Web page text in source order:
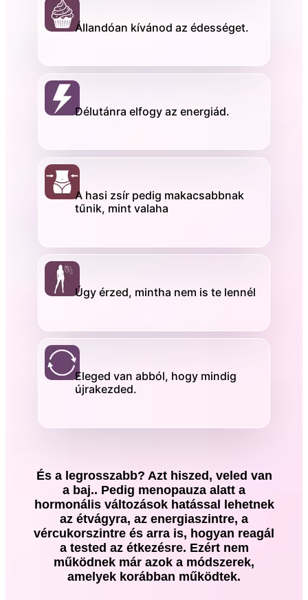
Állandóan kívánod az édességet.
Délutánra elfogy az energiád.
A hasi zsír pedig makacsabbnak
tűnik, mint valaha
Úgy érzed, mintha nem is te lennél
Eleged van abból, hogy mindig
újrakezded.
És a legrosszabb? Azt hiszed, veled van
a baj.. Pedig menopauza alatt a
hormonális változások hatással lehetnek
az étvágyra, az energiaszintre, a
vércukorszintre és arra is, hogyan reagál
a tested az étkezésre. Ezért nem
működnek már azok a módszerek,
amelyek korábban működtek.